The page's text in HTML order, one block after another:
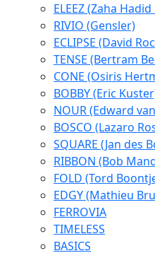
ELEEZ (Zaha
RIVIO (Gensler)
ECLIPSE (David
TENSE (Bertram
CONE (Osiris
BOBBY (Eric
NOUR (Edward
BOSCO (Lazaro
SQUARE (Jan des
RIBBON (Bob
FOLD (Tord
EDGY (Mathieu
FERROVIA
TIMELESS
BASICS